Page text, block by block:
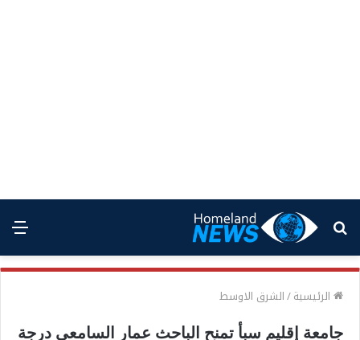
بحث
عن
الرئيسية/الشرق الاوسط
جامعة إقليم سبأ تمنح الباحث عمار السامعي درجة